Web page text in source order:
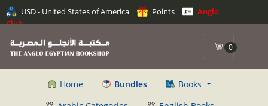
USD - United States of America Points
Anglo
Club
0
Home Bundles
Books